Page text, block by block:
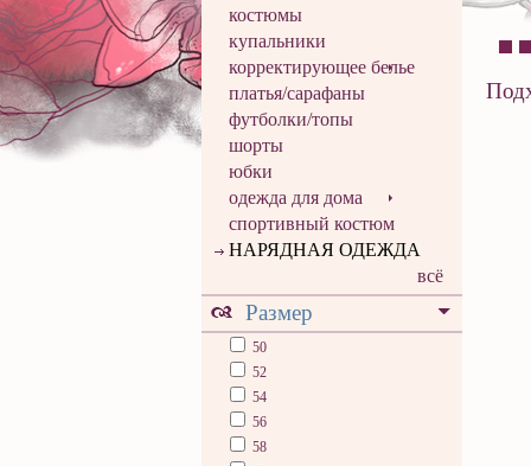
костюмы
купальники
корректирующее белье
платья/сарафаны
футболки/топы
шорты
юбки
одежда для дома
спортивный костюм
НАРЯДНАЯ ОДЕЖДА
всё
Размер
50
52
54
56
58